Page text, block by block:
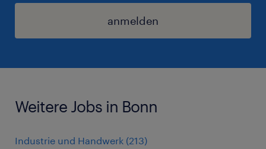
anmelden
Weitere Jobs in Bonn
Industrie und Handwerk (213)